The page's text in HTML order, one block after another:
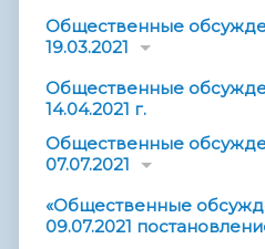
Общественные
19.03.2021
Общественные
14.04.2021 г.
Общественные
07.07.2021
«Общественные
09.07.2021